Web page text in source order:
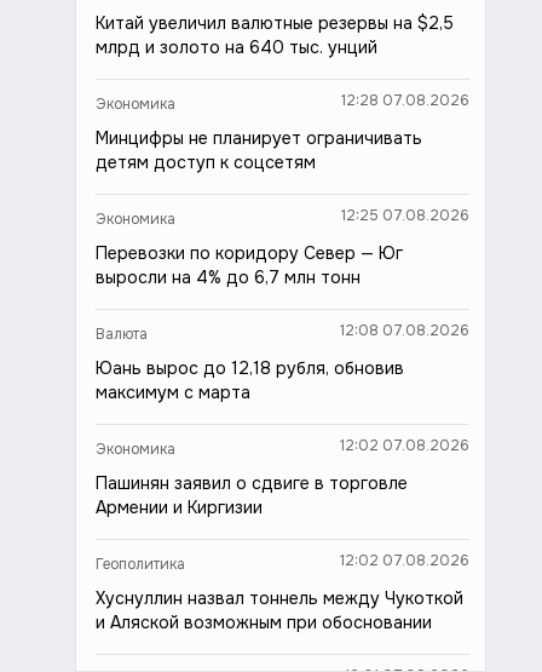
Китай увеличил валютные резервы на $2,5
млрд и золото на 640 тыс. унций
Экономика 12:28 07.08.2026
Минцифры не планирует ограничивать
детям доступ к соцсетям
Экономика 12:25 07.08.2026
Перевозки по коридору Север — Юг
выросли на 4% до 6,7 млн тонн
Валюта 12:08 07.08.2026
Юань вырос до 12,18 рубля, обновив
максимум с марта
Экономика 12:02 07.08.2026
Пашинян заявил о сдвиге в торговле
Армении и Киргизии
Геополитика 12:02 07.08.2026
Хуснуллин назвал тоннель между Чукоткой
и Аляской возможным при обосновании